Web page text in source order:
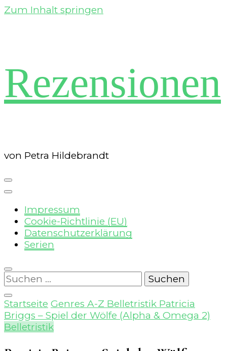
Zum Inhalt springen
Rezensionen
von Petra Hildebrandt
Impressum
Cookie-Richtlinie (EU)
Datenschutzerklärung
Serien
Suchen
nach:
Startseite Genres A-Z Belletristik Patricia
Briggs – Spiel der Wölfe (Alpha & Omega 2)
Belletristik